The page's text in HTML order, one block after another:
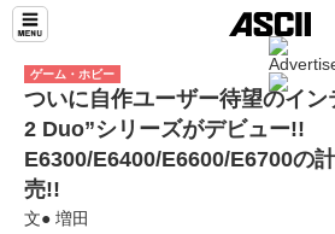
ゲーム・ホビー
ついに自作ユーザー待望のイ
2 Duo”シリーズがデビュー!!
E6300/E6400/E6600/E6700の
売!!
文● 増田